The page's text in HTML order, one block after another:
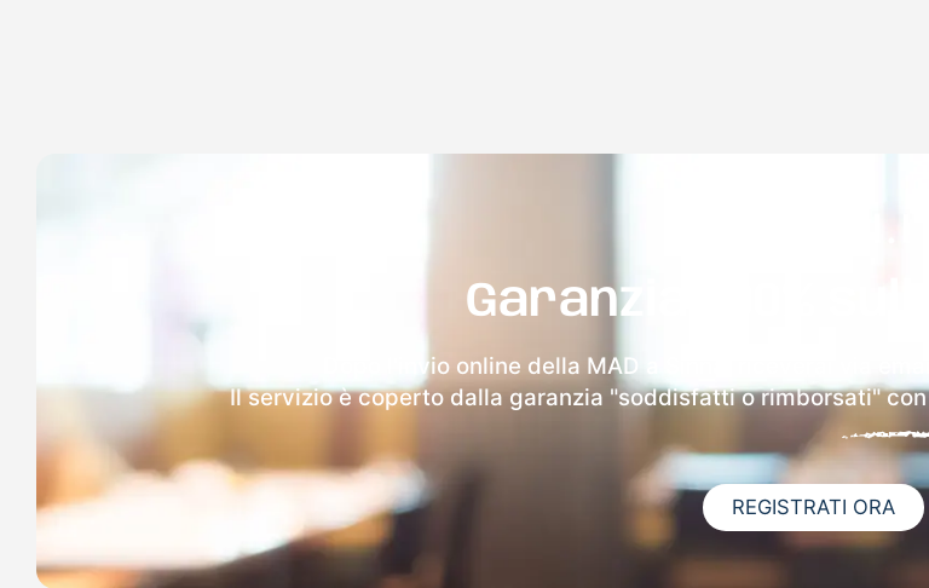
Garanzia 100%
Dopo l'invio online della MAD a Sinnai riceverai via
Il servizio è coperto dalla garanzia "soddisfatti o rimborsati"
REGISTRATI ORA